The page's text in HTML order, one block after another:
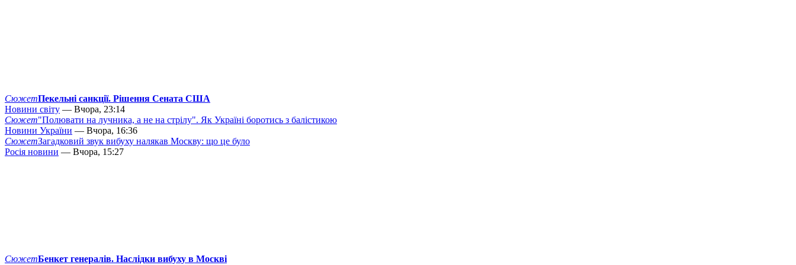
СюжетПекельні санкції. Рішення Сената США
Новини світу — Вчора, 23:14
Сюжет"Полювати на лучника, а не на стрілу". Як Україні боротись з балістикою
Новини України — Вчора, 16:36
СюжетЗагадковий звук вибуху налякав Москву: що це було
Росія новини — Вчора, 15:27
СюжетБенкет генералів. Наслідки вибуху в Москві